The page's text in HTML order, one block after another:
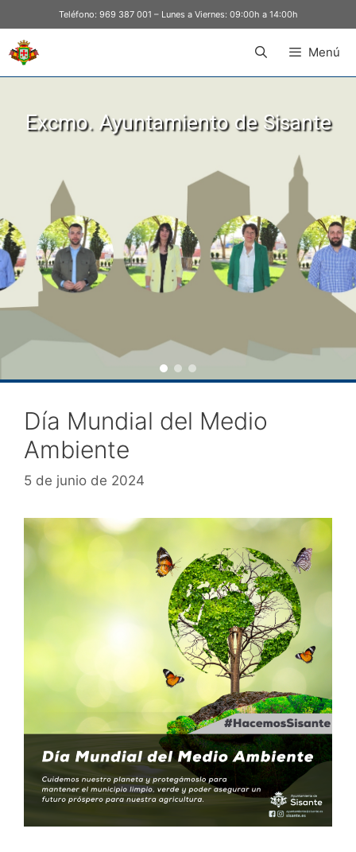
Teléfono: 969 387 001 – Lunes a Viernes: 09:00h a 14:00h
Menú
Excmo. Ayuntamiento de Sisante
Día Mundial del Medio
Ambiente
5 de junio de 2024